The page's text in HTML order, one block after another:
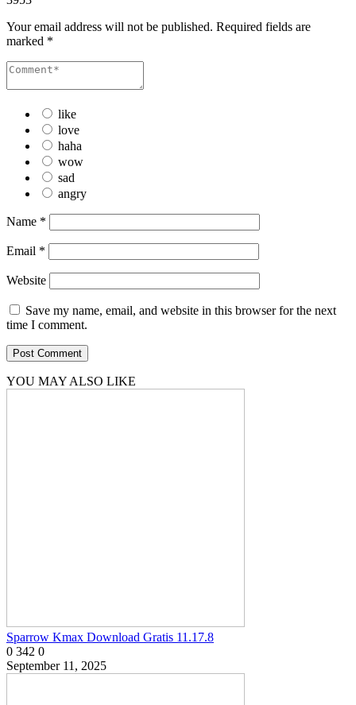
Your email address will not be published. Required fields are
marked *
like
love
haha
wow
sad
angry
Name *
Email *
Website
Save my name, email, and website in this browser for the next
time I comment.
YOU MAY ALSO LIKE
Sparrow Kmax Download Gratis 11.17.8
0 342 0
September 11, 2025